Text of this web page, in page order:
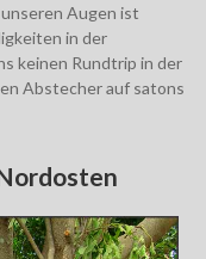
Augen ist
in der
keinen Rundtrip in der
Abstecher auf satons